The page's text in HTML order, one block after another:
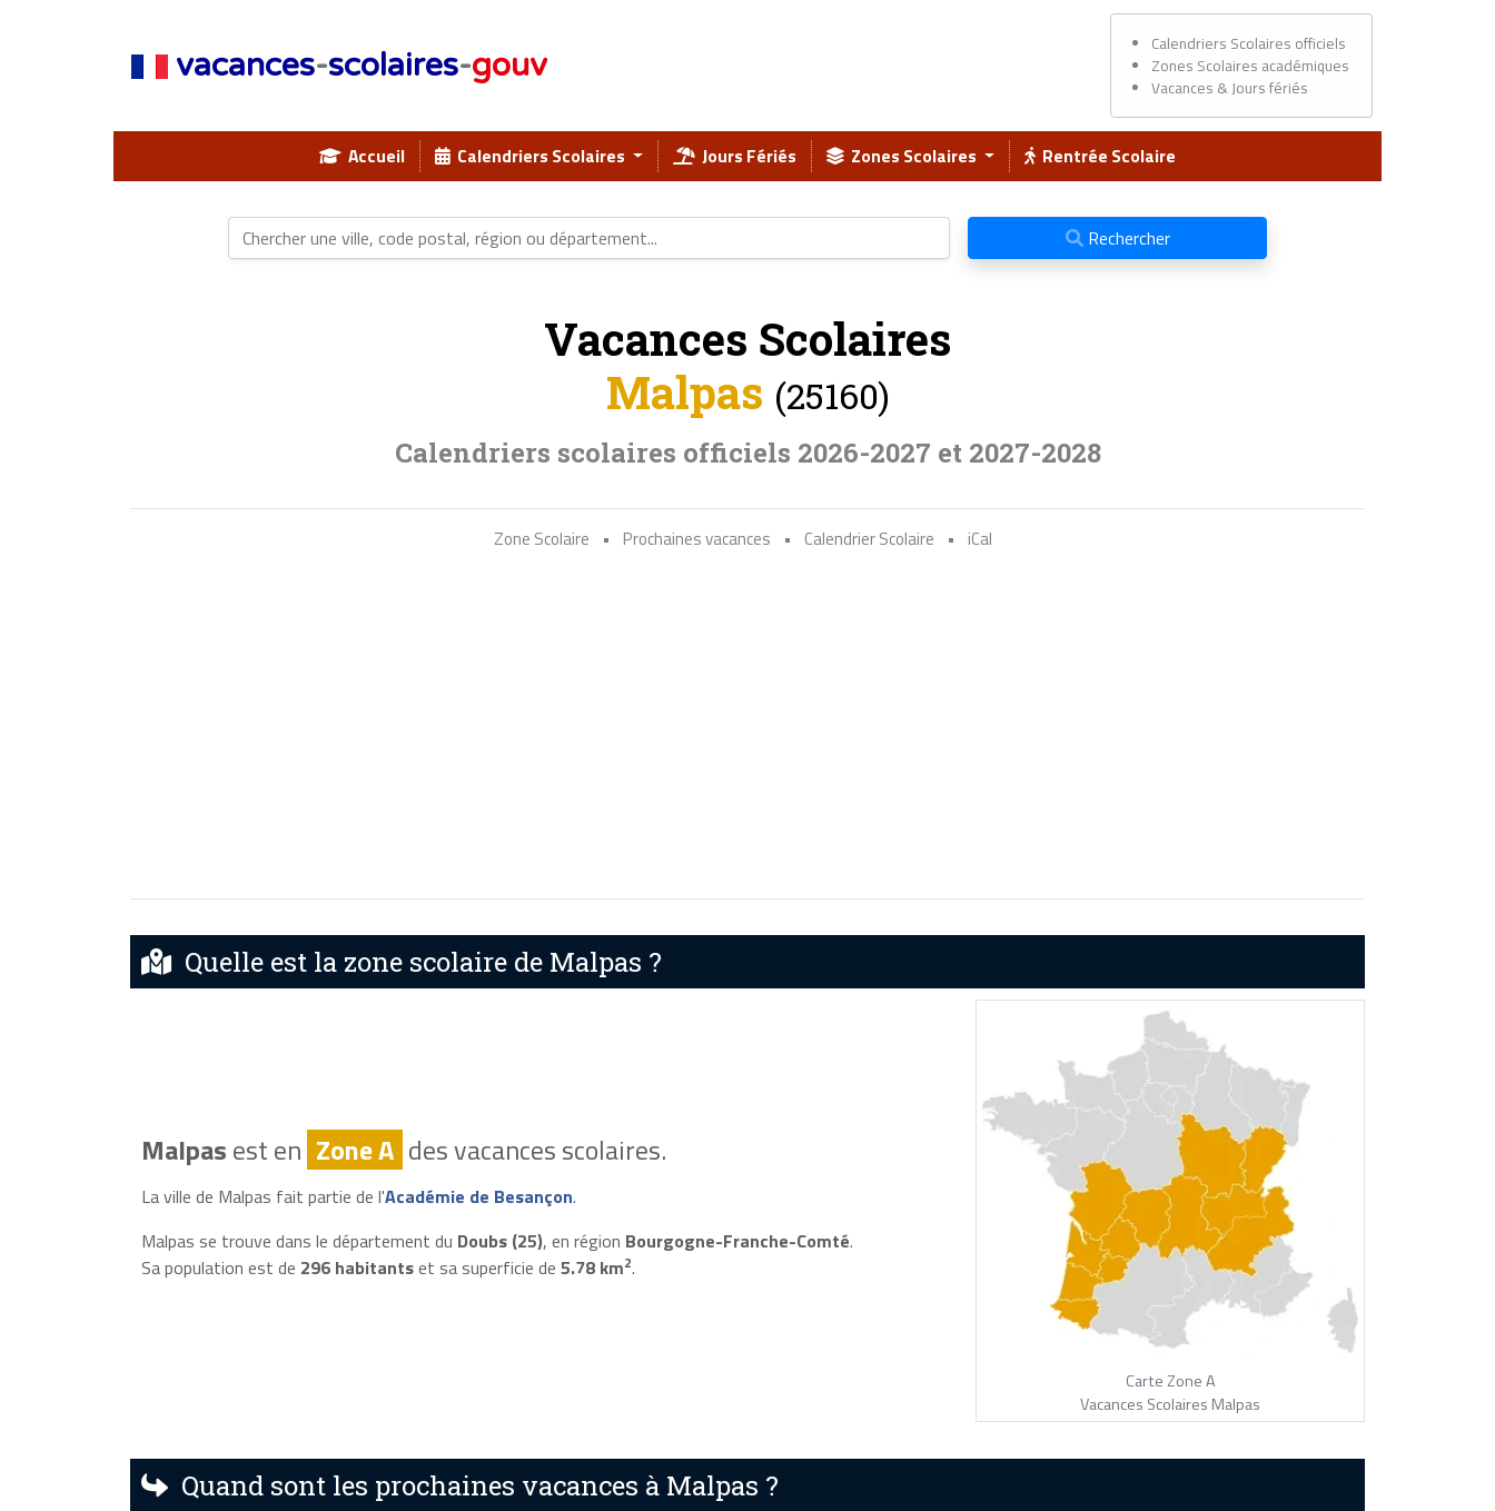
vacances-scolaires-gouv
Calendriers Scolaires officiels
Zones Scolaires académiques
Vacances & Jours fériés
Accueil Calendriers Scolaires Jours Fériés Zones Scolaires Rentrée Scolaire
Rechercher
Vacances Scolaires
Malpas (25160)
Calendriers scolaires officiels 2026-2027 et 2027-2028
Zone Scolaire • Prochaines vacances • Calendrier Scolaire • iCal
Quelle est la zone scolaire de Malpas ?
Malpasest en Zone A des vacances scolaires.
La ville de Malpas fait partie de l'Académie de Besançon.
Malpas se trouve dans le département du Doubs (25), en région Bourgogne-Franche-Comté.
Sa population est de 296 habitantset sa superficie de 5.78 km2.
Carte Zone A
Vacances Scolaires Malpas
Quand sont les prochaines vacances à Malpas ?